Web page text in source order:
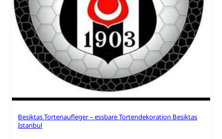
Besiktas Tortenaufleger – essbare Tortendekoration Besiktas
Istanbul